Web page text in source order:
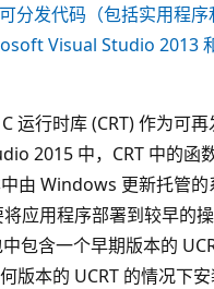
发代码（包括实用程序
Visual Studio 2013
运行时库 (CRT) 作为可再
2015 中，CRT 中的函
由 Windows 更新托管
应用程序部署到较早的
包含一个早期版本的
版本的 UCRT 的情况下